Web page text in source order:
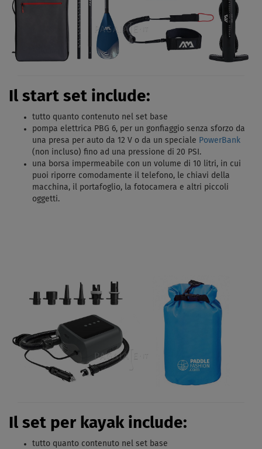
Il start set include:
tutto quanto contenuto nel set base
pompa elettrica PBG 6, per un gonfiaggio senza sforzo da
una presa per auto da 12 V o da un speciale PowerBank
(non incluso) fino ad una pressione di 20 PSI.
una borsa impermeabile con un volume di 10 litri, in cui
puoi riporre comodamente il telefono, le chiavi della
macchina, il portafoglio, la fotocamera e altri piccoli
oggetti.
Il set per kayak include:
tutto quanto contenuto nel set base